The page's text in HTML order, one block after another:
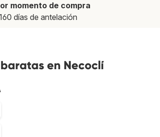
momento de compra
días de antelación
en Necoclí